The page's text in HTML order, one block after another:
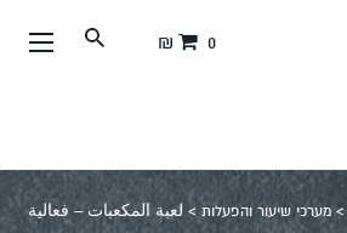
0 ₪
>מערכי שיעור והפעלות > لعبة المكعبات – فعالية